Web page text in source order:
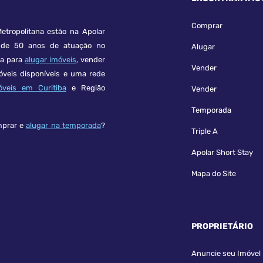
estão na Apolar
50 anos de atuação no
paraalugar imóveis, vender
disponíveis e uma rede
em Curitiba e Região
ealugar na temporada?
Comprar
Alugar
Vender
Vender
Temporada
Triple A
Apolar Short Stay
Mapa do Site
PROPRIETÁRIO
Anuncie seu Imóvel